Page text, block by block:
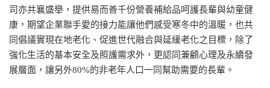
司亦共襄盛舉，提供易而善千份營養補給品呵護長輩與幼童健
康，期望企業聯手愛的接力能讓他們感受寒冬中的溫暖，也共
同倡議實現在地老化、促進世代融合與延緩老化之目標，除了
強化生活的基本安全及照護需求外，更認同兼顧心理及永續發
展層面，讓另外80%的非老年人口一同幫助需要的長輩。